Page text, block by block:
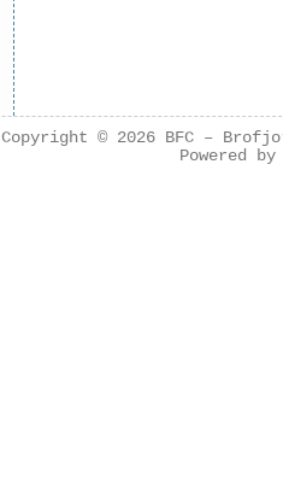
Copyright © 2026 BFC –
Powered